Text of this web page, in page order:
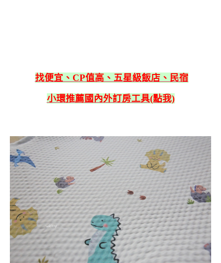
找便宜、CP值高、五星級飯店、民宿
小環推薦國內外訂房工具(點我)